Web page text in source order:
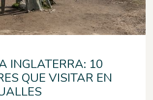
INGLATERRA: 10
QUE VISITAR EN